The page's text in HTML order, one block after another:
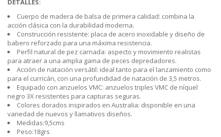
DETALLES:
Cuerpo de madera de balsa de primera calidad: combina la
acción clásica con la durabilidad moderna.
Construcción resistente: placa de acero inoxidable y diseño de
babero reforzado para una máxima resistencia.
Perfil natural de pez carnada: aspecto y movimiento realistas
para atraer a una amplia gama de peces depredadores.
Acción de natación versátil: ideal tanto para el lanzamiento como
para el curricán, con una profundidad de natación de 3,5 metros.
Equipado con anzuelos VMC: anzuelos triples VMC de níquel
negro 3X resistentes para capturas seguras.
Colores dorados inspirados en Australia: disponible en una
variedad de nuevos y llamativos diseños.
Medidas:9,5cms
Peso:18grs